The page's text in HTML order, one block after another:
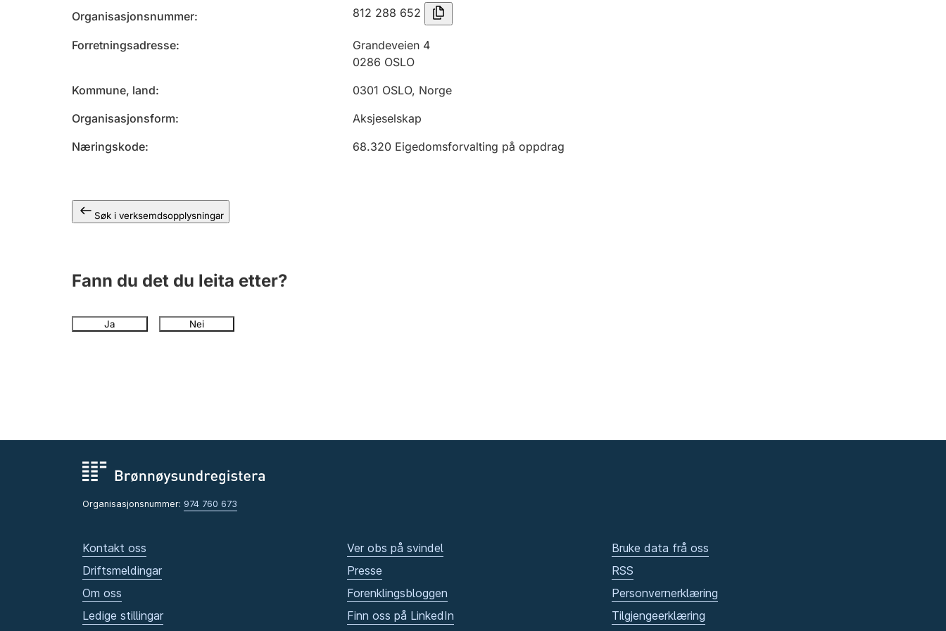
Organisasjonsnummer 812 288 652
Forretningsadresse
Grandeveien 4
0286 OSLO
Kommune, land
0301 OSLO, Norge
Organisasjonsform
Aksjeselskap
Næringskode
68.320 Eigedomsforvalting på oppdrag
Søk i verksemdsopplysningar
Fann du det du leita etter?
Ja Nei
Organisasjonsnummer: 974 760 673
Kontakt oss
Driftsmeldingar
Om oss
Ledige stillingar
Ver obs på svindel
Presse
Forenklingsbloggen
Finn oss på LinkedIn
Bruke data frå oss
RSS
Personvernerklæring
Tilgjengeerklæring